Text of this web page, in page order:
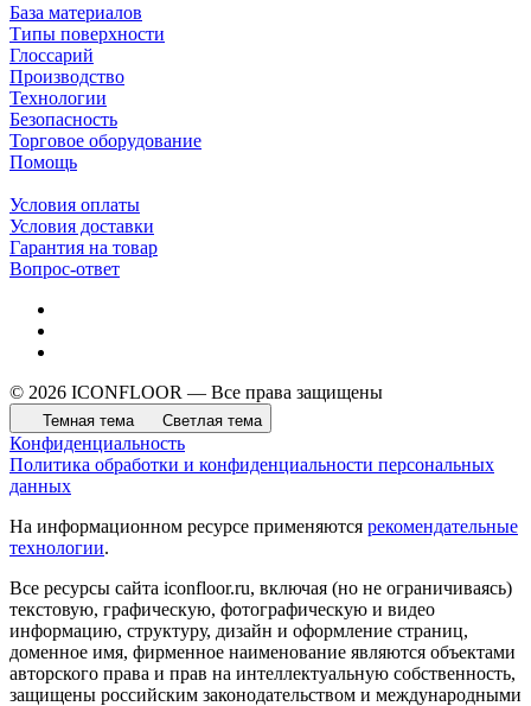
База материалов
Типы поверхности
Глоссарий
Производство
Технологии
Безопасность
Торговое оборудование
Помощь
Условия оплаты
Условия доставки
Гарантия на товар
Вопрос-ответ
© 2026 ICONFLOOR — Все права защищены
Темная тема Светлая тема
Конфиденциальность
Политика обработки и конфиденциальности персональных
данных
На информационном ресурсе применяются рекомендательные
технологии.
Все ресурсы сайта iconfloor.ru, включая (но не ограничиваясь)
текстовую, графическую, фотографическую и видео
информацию, структуру, дизайн и оформление страниц,
доменное имя, фирменное наименование являются объектами
авторского права и прав на интеллектуальную собственность,
защищены российским законодательством и международными